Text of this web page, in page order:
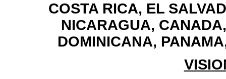
COSTA RICA, EL
NICARAGUA,
DOMINICANA,